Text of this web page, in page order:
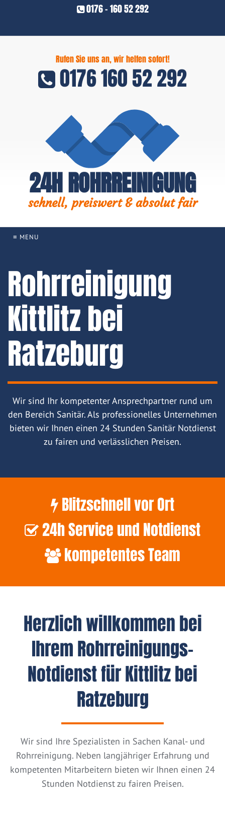
0176 - 160 52 292
Rufen Sie uns an, wir helfen sofort!
0176 160 52 292
24H ROHRREINIGUNG
schnell, preiswert & absolut fair
≡ MENU
Rohrreinigung
Kittlitz bei
Ratzeburg
Wir sind Ihr kompetenter Ansprechpartner rund um
den Bereich Sanitär. Als professionelles Unternehmen
bieten wir Ihnen einen 24 Stunden Sanitär Notdienst
zu fairen und verlässlichen Preisen.
Blitzschnell vor Ort
24h Service und Notdienst
kompetentes Team
Herzlich willkommen bei
Ihrem Rohrreinigungs-
Notdienst für Kittlitz bei
Ratzeburg
Wir sind Ihre Spezialisten in Sachen Kanal- und
Rohrreinigung. Neben langjähriger Erfahrung und
kompetenten Mitarbeitern bieten wir Ihnen einen 24
Stunden Notdienst zu fairen Preisen.